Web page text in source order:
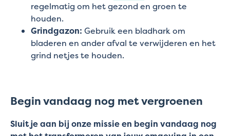
regelmatig om het gezond en groen te
houden.
Grindgazon: Gebruik een bladhark om
bladeren en ander afval te verwijderen en het
grind netjes te houden.
Begin vandaag nog met vergroenen
Sluit je aan bij onze missie en begin vandaag nog